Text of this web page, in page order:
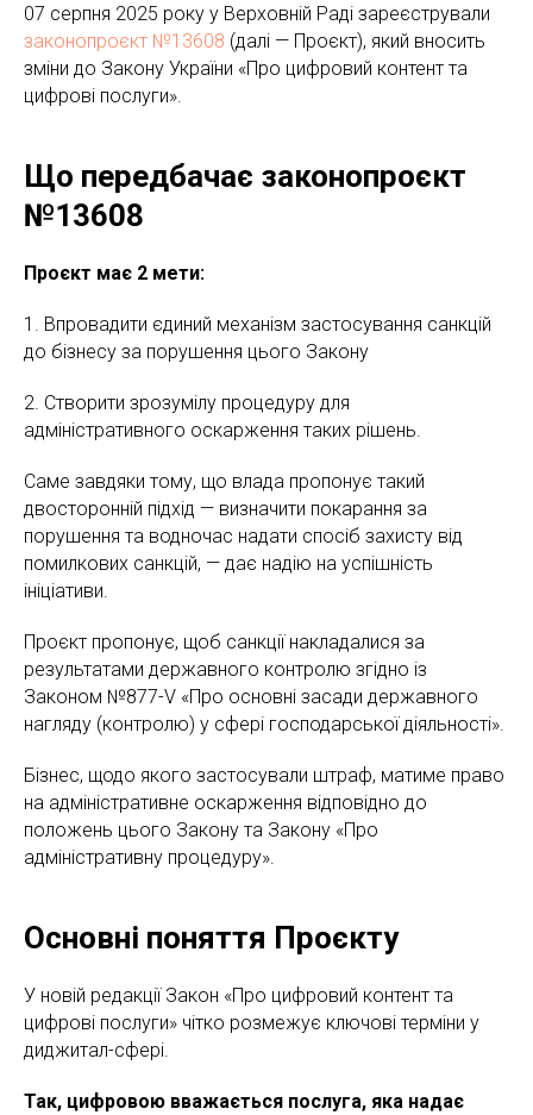
07 серпня 2025 року у Верховній Раді зареєстрували
законопроєкт №13608 (далі — Проєкт), який вносить
зміни до Закону України «Про цифровий контент та
цифрові послуги».
Що передбачає законопроєкт
№13608
Проєкт має 2 мети:
1. Впровадити єдиний механізм застосування санкцій
до бізнесу за порушення цього Закону
2. Створити зрозумілу процедуру для
адміністративного оскарження таких рішень.
Саме завдяки тому, що влада пропонує такий
двосторонній підхід — визначити покарання за
порушення та водночас надати спосіб захисту від
помилкових санкцій, — дає надію на успішність
ініціативи.
Проєкт пропонує, щоб санкції накладалися за
результатами державного контролю згідно із
Законом №877-V «Про основні засади державного
нагляду (контролю) у сфері господарської діяльності».
Бізнес, щодо якого застосували штраф, матиме право
на адміністративне оскарження відповідно до
положень цього Закону та Закону «Про
адміністративну процедуру».
Основні поняття Проєкту
У новій редакції Закон «Про цифровий контент та
цифрові послуги» чітко розмежує ключові терміни у
диджитал-сфері.
Так, цифровою вважається послуга, яка надає